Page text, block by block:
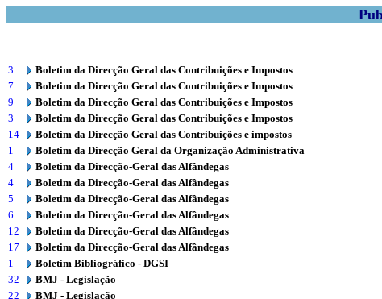
3
Boletim da Direcção Geral das Contribuições e Impostos
7
Boletim da Direcção Geral das Contribuições e Impostos
9
Boletim da Direcção Geral das Contribuições e Impostos
3
Boletim da Direcção Geral das Contribuições e Impostos
14
Boletim da Direcção Geral das Contribuições e impostos
1
Boletim da Direcção Geral da Organização Administrativa
4
Boletim da Direcção-Geral das Alfândegas
4
Boletim da Direcção-Geral das Alfândegas
5
Boletim da Direcção-Geral das Alfândegas
6
Boletim da Direcção-Geral das Alfândegas
12
Boletim da Direcção-Geral das Alfândegas
17
Boletim da Direcção-Geral das Alfândegas
1
Boletim Bibliográfico - DGSI
32
BMJ - Legislação
22
BMJ - Legislação